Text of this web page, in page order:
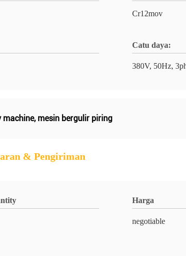
Cr12mov
Catu daya:
380V, 50Hz,
machine, mesin bergulir piring
& Pengiriman
Harga
negotiable